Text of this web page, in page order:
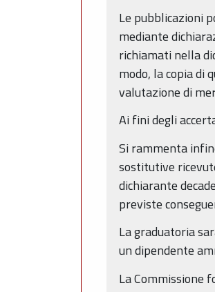
Le pubblicazioni
mediante
richiamati nella
modo, la copia di
valutazione di
Ai fini degli
Si rammenta
sostitutive
dichiarante
previste
La graduatoria
un dipendente
La Commissione